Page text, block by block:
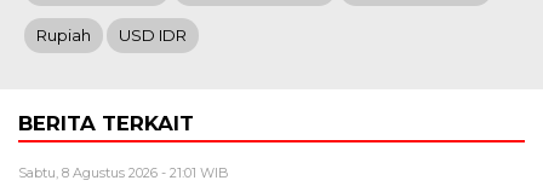
Rupiah USD IDR
BERITA TERKAIT
Sabtu, 8 Agustus 2026 - 21:01 WIB